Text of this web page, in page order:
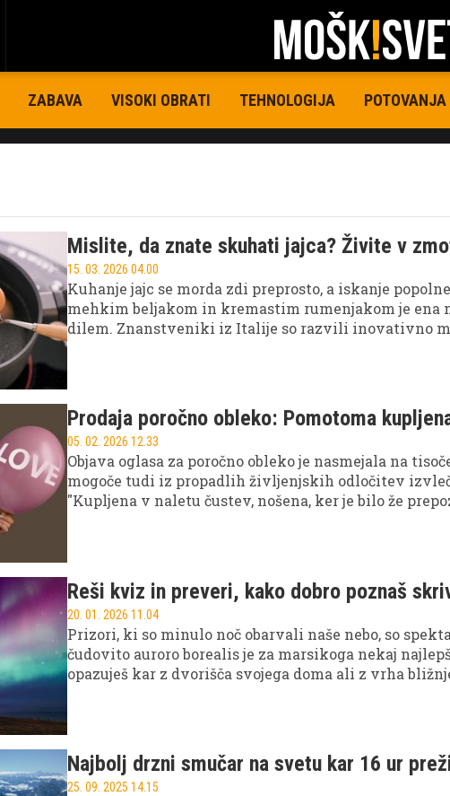
ZABAVA VISOKI OBRATI TEHNOLOGIJA POTOVANJA
Mislite, da znate skuhati jajca? Živite v
15. 03. 2026 04.00
Kuhanje jajc se morda zdi preprosto, a iskanje
mehkim beljakom in kremastim rumenjakom je ena
dilem. Znanstveniki iz Italije so razvili inovativno
Prodaja poročno obleko: Pomotoma
05. 02. 2026 12.33
Objava oglasa za poročno obleko je nasmejala na
mogoče tudi iz propadlih življenjskih odločitev
"Kupljena v naletu čustev, nošena, ker je bilo že
Reši kviz in preveri, kako dobro poznaš
20. 01. 2026 11.04
Prizori, ki so minulo noč obarvali naše nebo, so
čudovito auroro borealis je za marsikoga nekaj
opazuješ kar z dvorišča svojega doma ali z vrha
Najbolj drzni smučar na svetu kar 16 ur
25. 09. 2025 14.15